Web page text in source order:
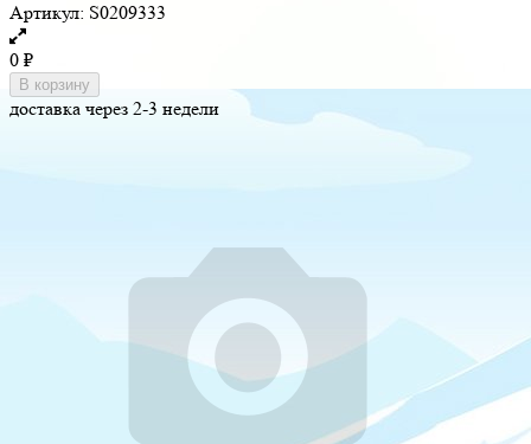
Артикул: S0209333
0 ₽
В корзину
доставка через 2-3 недели